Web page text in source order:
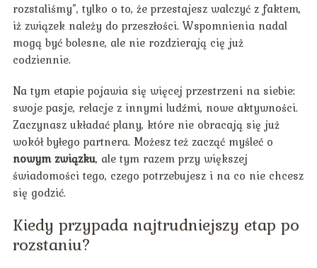
rozstaliśmy”, tylko o to, że przestajesz walczyć z faktem,
iż związek należy do przeszłości. Wspomnienia nadal
mogą być bolesne, ale nie rozdzierają cię już
codziennie.
Na tym etapie pojawia się więcej przestrzeni na siebie:
swoje pasje, relacje z innymi ludźmi, nowe aktywności.
Zaczynasz układać plany, które nie obracają się już
wokół byłego partnera. Możesz też zacząć myśleć o
nowym związku, ale tym razem przy większej
świadomości tego, czego potrzebujesz i na co nie chcesz
się godzić.
Kiedy przypada najtrudniejszy etap po
rozstaniu?